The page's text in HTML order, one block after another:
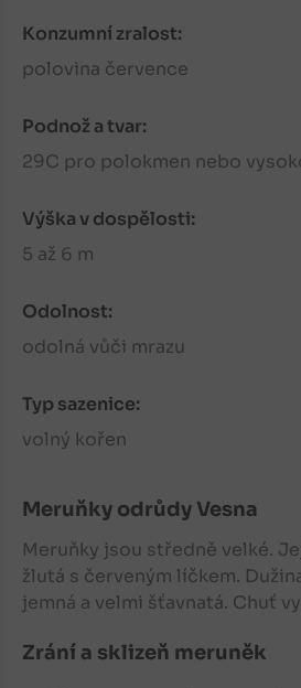
Konzumní zralost:
polovina července
Podnož a tvar:
29C pro polokmen nebo
Výška v dospělosti:
5 až 6 m
Odolnost:
odolná vůči mrazu
Typ sazenice:
volný kořen
Meruňky odrůdy Vesna
Meruňky jsou středně velké.
žlutá s červeným líčkem.
jemná a velmi šťavnatá. Chuť
Zrání a sklizeň meruněk